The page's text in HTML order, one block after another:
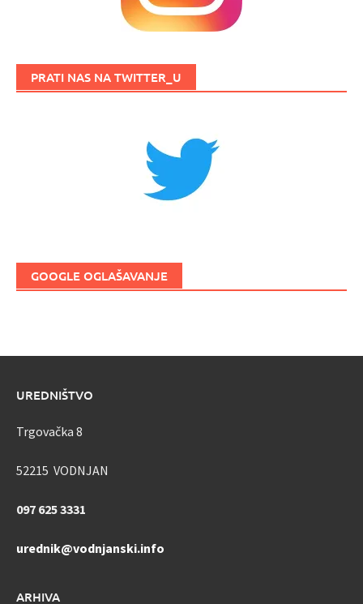
PRATI NAS NA TWITTER_U
GOOGLE OGLAŠAVANJE
UREDNIŠTVO
Trgovačka 8
52215 VODNJAN
097 625 3331
urednik@vodnjanski.info
ARHIVA